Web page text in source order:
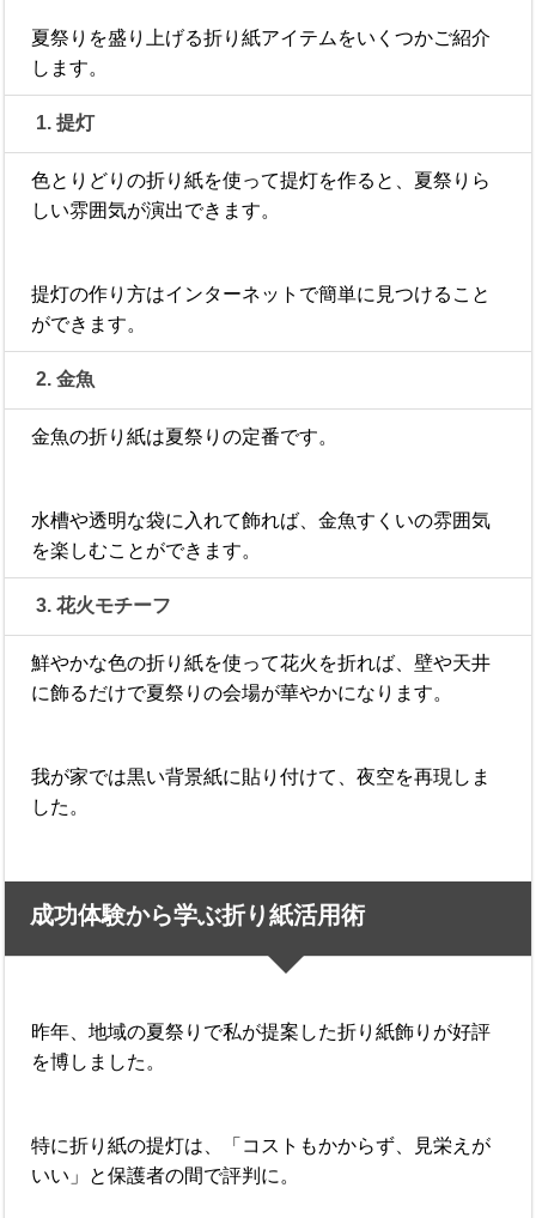
夏祭りを盛り上げる折り紙アイテムをいくつかご紹介
します。
1. 提灯
色とりどりの折り紙を使って提灯を作ると、夏祭りら
しい雰囲気が演出できます。
提灯の作り方はインターネットで簡単に見つけること
ができます。
2. 金魚
金魚の折り紙は夏祭りの定番です。
水槽や透明な袋に入れて飾れば、金魚すくいの雰囲気
を楽しむことができます。
3. 花火モチーフ
鮮やかな色の折り紙を使って花火を折れば、壁や天井
に飾るだけで夏祭りの会場が華やかになります。
我が家では黒い背景紙に貼り付けて、夜空を再現しま
した。
成功体験から学ぶ折り紙活用術
昨年、地域の夏祭りで私が提案した折り紙飾りが好評
を博しました。
特に折り紙の提灯は、「コストもかからず、見栄えが
いい」と保護者の間で評判に。